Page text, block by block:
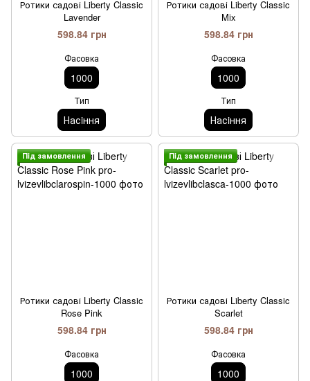
Ротики садові Liberty Classic
Lavender
598.84 грн
Фасовка
1000
Тип
Насiння
Ротики садові Liberty Classic
Mix
598.84 грн
Фасовка
1000
Тип
Насiння
Пiд замовлення
Ротики садові Liberty Classic
Rose Pink
598.84 грн
Фасовка
1000
Пiд замовлення
Ротики садові Liberty Classic
Scarlet
598.84 грн
Фасовка
1000